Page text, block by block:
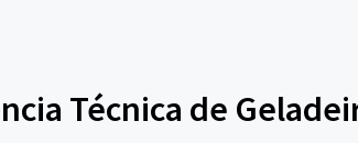
Técnica de